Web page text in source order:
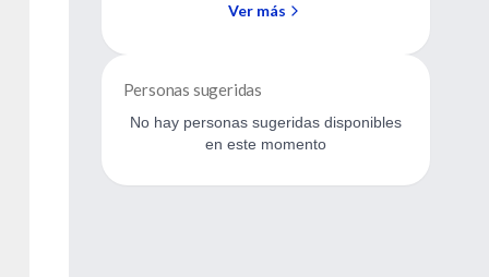
cardíaco.Ver más
Personas sugeridas
No hay personas sugeridas disponibles
en este momento